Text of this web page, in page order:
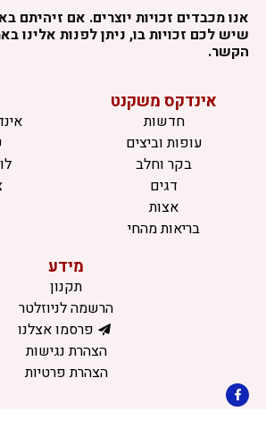
אנו מכבדים זכויות יוצרים. אם זיהיתם
שיש לכם זכויות בו, ניתן לפנות אלינו
הקשר.
אינדקס משקנט
חדשות
עופות וביצים
בקר וחלב
דגים
אצות
בריאות מהחי
מידע
תקנון
הרשמה לניוזלטר
פרסמו אצלנו
הצהרת נגישות
הצהרת פרטיות